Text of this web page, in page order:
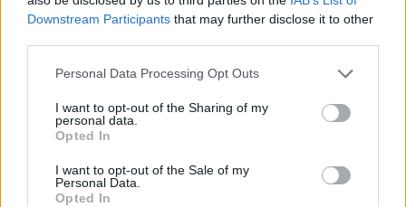
Downstream Participants that may further disclose it to other
Personal Data Processing Opt Outs
I want to opt-out of the Sharing of my
personal data.
Opted In
I want to opt-out of the Sale of my
Personal Data.
Opted In
2026. augusztus 06., csütörtök
Bolojan szerint négy éve a
közlekedési minisztériumnál van
egy projekt, ami a Duna
vízhozamának növelését segítené